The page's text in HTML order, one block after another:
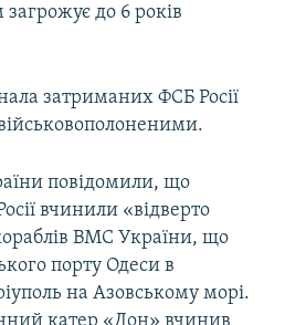
до 6 років
затриманих ФСБ Росії
повідомили, що
вчинили «відверто
ВМС України, що
порту Одеси в
на Азовському морі.